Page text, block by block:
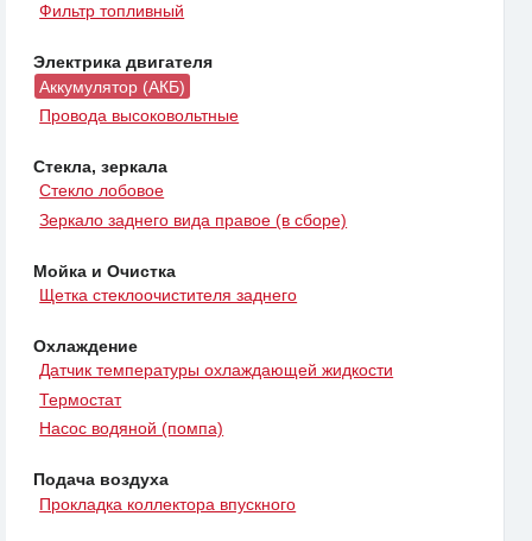
Фильтр топливный
Электрика двигателя
Аккумулятор (АКБ)
Провода высоковольтные
Стекла, зеркала
Стекло лобовое
Зеркало заднего вида правое (в сборе)
Мойка и Очистка
Щетка стеклоочистителя заднего
Охлаждение
Датчик температуры охлаждающей жидкости
Термостат
Насос водяной (помпа)
Подача воздуха
Прокладка коллектора впускного